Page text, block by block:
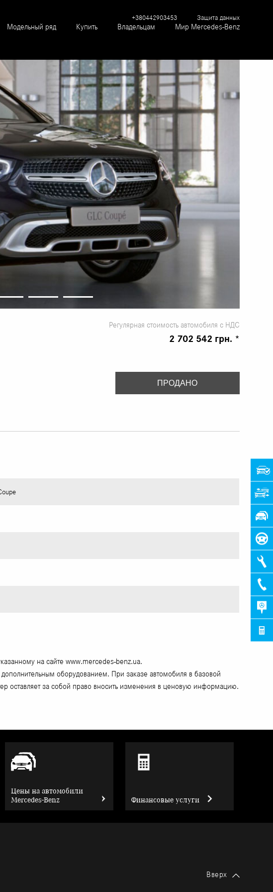
Защита данных
+380442903453
Модельный ряд Купить Владельцам Мир Mercedes-Benz
Регулярная стоимость автомобиля с НДС
2 702 542 грн. *
ПРОДАНО
на сайте www.mercedes-benz.ua.
оборудованием. При заказе автомобиля в базовой
оставляет за собой право вносить изменения в ценовую информацию.
Цены на автомобили
Mercedes-Benz
Финансовые услуги
Вверх